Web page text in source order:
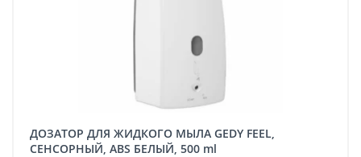
ДОЗАТОР ДЛЯ ЖИДКОГО МЫЛА GEDY FEEL,
СЕНСОРНЫЙ, ABS БЕЛЫЙ, 500 ml